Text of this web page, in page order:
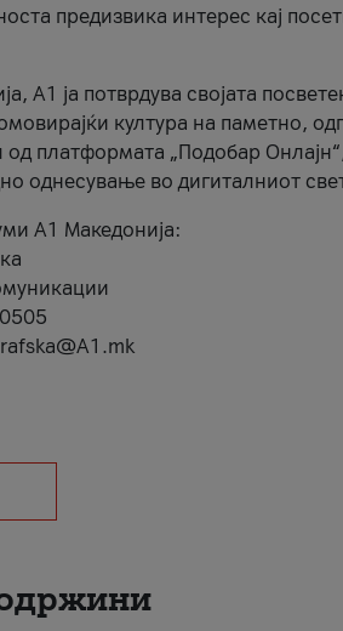
предизвика интерес кај
А1 ја потврдува својата
култура на паметно,
од платформата „Подобар
однесување во дигиталниот
А1 Македонија: